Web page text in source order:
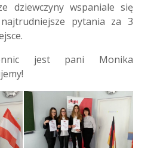
dziewczyny wspaniale się
najtrudniejsze pytania za 3
jest pani Monika